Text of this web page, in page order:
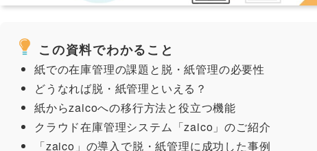
この資料でわかること
紙での在庫管理の課題と脱・紙管理の必要性
どうなれば脱・紙管理といえる？
紙からzaicoへの移行方法と役立つ機能
クラウド在庫管理システム「zaico」のご紹介
「zaico」の導入で脱・紙管理に成功した事例